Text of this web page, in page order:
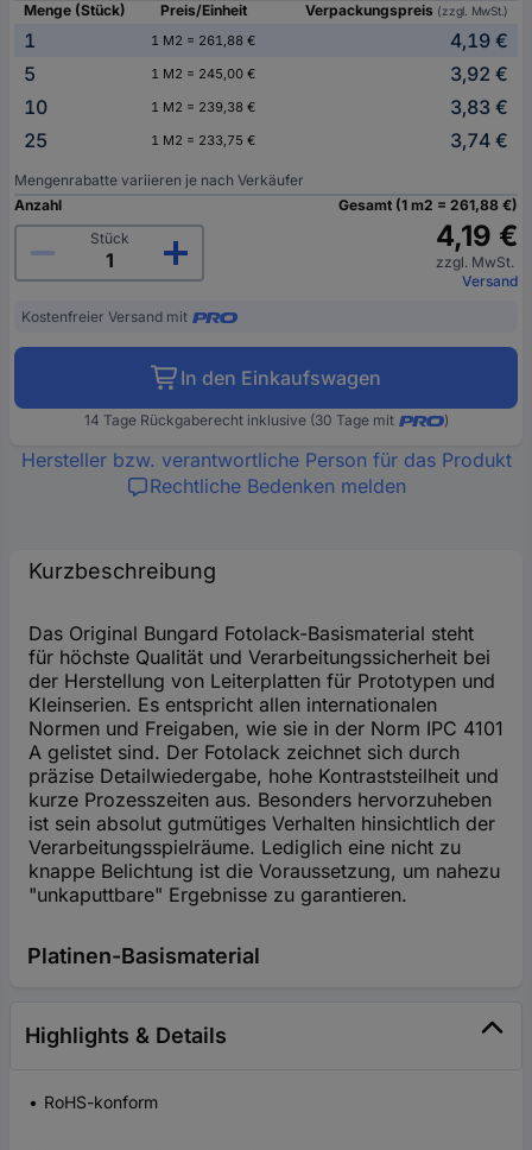
Menge (Stück)
Preis/Einheit Verpackungspreis (zzgl. MwSt.)
1 1 M2 = 261,88 €
4,19 €
5
1 M2 = 245,00 €
3,92 €
10
1 M2 = 239,38 €
3,83 €
25
1 M2 = 233,75 € 3,74 €
Mengenrabatte variieren je nach Verkäufer
Anzahl
Stück
Gesamt (1 m2 = 261,88 €)
4,19 €
zzgl. MwSt.
Versand
Kostenfreier Versand mit
In den Einkaufswagen
14 Tage Rückgaberecht inklusive (30 Tage mit )
Hersteller bzw. verantwortliche Person für das Produkt
Rechtliche Bedenken melden
Kurzbeschreibung
Das Original Bungard Fotolack-Basismaterial steht
für höchste Qualität und Verarbeitungssicherheit bei
der Herstellung von Leiterplatten für Prototypen und
Kleinserien. Es entspricht allen internationalen
Normen und Freigaben, wie sie in der Norm IPC 4101
A gelistet sind. Der Fotolack zeichnet sich durch
präzise Detailwiedergabe, hohe Kontraststeilheit und
kurze Prozesszeiten aus. Besonders hervorzuheben
ist sein absolut gutmütiges Verhalten hinsichtlich der
Verarbeitungsspielräume. Lediglich eine nicht zu
knappe Belichtung ist die Voraussetzung, um nahezu
"unkaputtbare" Ergebnisse zu garantieren.
Platinen-Basismaterial
Highlights & Details
RoHS-konform